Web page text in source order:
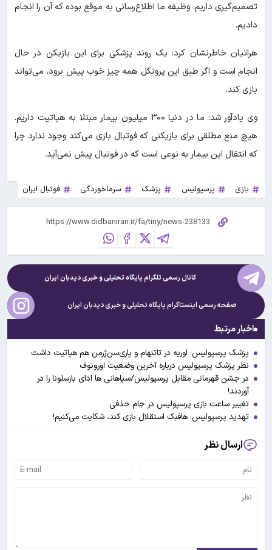
تصمیم‌گیری داریم. وظیفه ما اطلاع‌رسانی به موقع بوده که آن را انجام
دادیم.
هراتیان خاطرنشان کرد: یک روند پزشکی برای این بازیکن در حال
انجام است و اگر طبق این پروتکل همه چیز خوب پیش برود، می‌تواند
بازی کند.
وی یادآور شد: ما در دنیا ۳۰۰ میلیون بیمار مبتلا به هپاتیت داریم.
هیچ منع مطلقی برای بازیکنی که فوتبال بازی می‌کند وجود ندارد چرا
که انتقال این بیمار به نوعی است که در فوتبال پیش نمی‌آید.
بازی پرسپولیس پزشک سرماخوردگی فوتبال ایران
کانال رسمی تلگرام پایگاه تحلیلی و خبریدیدبان ایران
صفحه رسمی اینستاگرام پایگاه تحلیلی و خبریدیدبان ایران
اخبار مرتبط
پزشک پرسپولیس: اوریه در تاتنهام و پاری‌سن‌ژرمن هم هپاتیت داشت
نظر پزشک پرسپولیس درباره آخرین وضعیت اورونوف
در جشن قهرمانی مقابل پرسپولیس/سپاهانی ها ادای بارسلونا را در
آوردند!
تغییر ساعت بازی پرسپولیس در جام حذفی
تهدید پرسپولیس: هافبک استقلال بازی کند، شکایت می‌کنیم!
ارسال نظر